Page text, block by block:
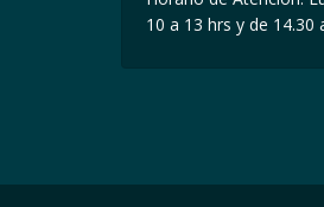
10 a 13 hrs y de 14.30